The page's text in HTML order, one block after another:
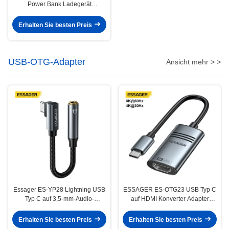
Power Bank Ladegerät
Erhalten Sie besten Preis
USB-OTG-Adapter Ansicht mehr > >
Essager ES-YP28 Lightning USB
Typ C auf 3,5-mm-Audio-
Erhalten Sie besten Preis
ESSAGER ES-OTG23 USB Typ C
auf HDMI Konverter Adapter
Erhalten Sie besten Preis